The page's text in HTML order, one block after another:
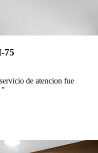
75
de atencion fue
"